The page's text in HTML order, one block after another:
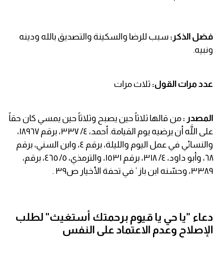
فضل الذكر: سبب للرضا والسكينة والتصديق بالله ودينه
ونبيه.
عدد مرات القول: ثلاث مرات
المصدر : من قالها ثلاثاً حين يصبح وثلاثاً حين يمسي كان حقاً
على اللَّه أن يرضيه يوم القيامة. أحمد، ٤/ ٣٣٧، برقم ١٨٩٦٧،
والنسائي في عمل اليوم والليلة، برقم ٤، وابن السني، برقم
٦٨، وأبو داود، ٤/ ٣١٨، برقم ١٥٣١، والترمذي، ٥/ ٤٦٥، برقم،
٣٣٨٩، وحسّنه ابن باز ‘ في تحفة الأخيار ص٣٩ .
دعاء "يا حي يا قيوم برحمتك أستغيث" لطلب
الإصلاح وعدم الاعتماد على النفس